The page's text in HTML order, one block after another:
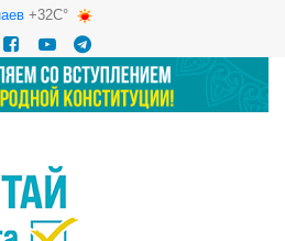
+32C°